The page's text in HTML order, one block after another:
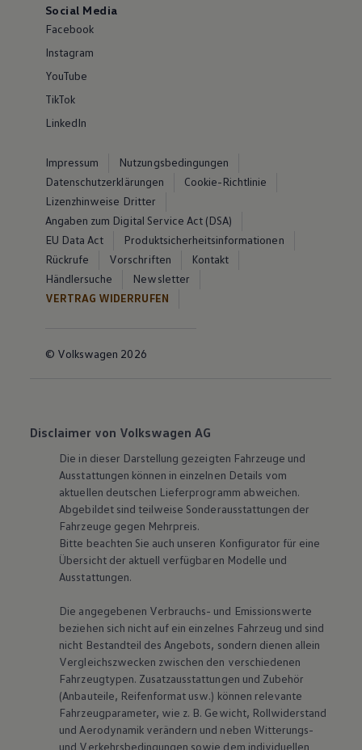
Social Media
Facebook
Instagram
YouTube
TikTok
LinkedIn
Impressum
Nutzungsbedingungen
Datenschutzerklärungen
Cookie-Richtlinie
Lizenzhinweise Dritter
Angaben zum Digital Service Act (DSA)
EU Data Act
Produktsicherheitsinformationen
Rückrufe
Vorschriften
Kontakt
Händlersuche
Newsletter
VERTRAG WIDERRUFEN
© Volkswagen 2026
Disclaimer von Volkswagen AG
Die in dieser Darstellung gezeigten Fahrzeuge und
Ausstattungen können in einzelnen Details vom
aktuellen deutschen Lieferprogramm abweichen.
Abgebildet sind teilweise Sonderausstattungen der
Fahrzeuge gegen Mehrpreis.
Bitte beachten Sie auch unseren Konfigurator für eine
Übersicht der aktuell verfügbaren Modelle und
Ausstattungen.
Die angegebenen Verbrauchs- und Emissionswerte
beziehen sich nicht auf ein einzelnes Fahrzeug und sind
nicht Bestandteil des Angebots, sondern dienen allein
Vergleichszwecken zwischen den verschiedenen
Fahrzeugtypen. Zusatzausstattungen und Zubehör
(Anbauteile, Reifenformat usw.) können relevante
Fahrzeugparameter, wie z. B. Gewicht, Rollwiderstand
und Aerodynamik verändern und neben Witterungs-
und Verkehrsbedingungen sowie dem individuellen